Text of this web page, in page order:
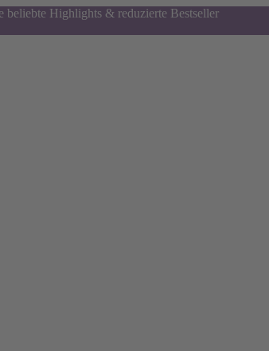
beliebte Highlights & reduzierte Bestseller